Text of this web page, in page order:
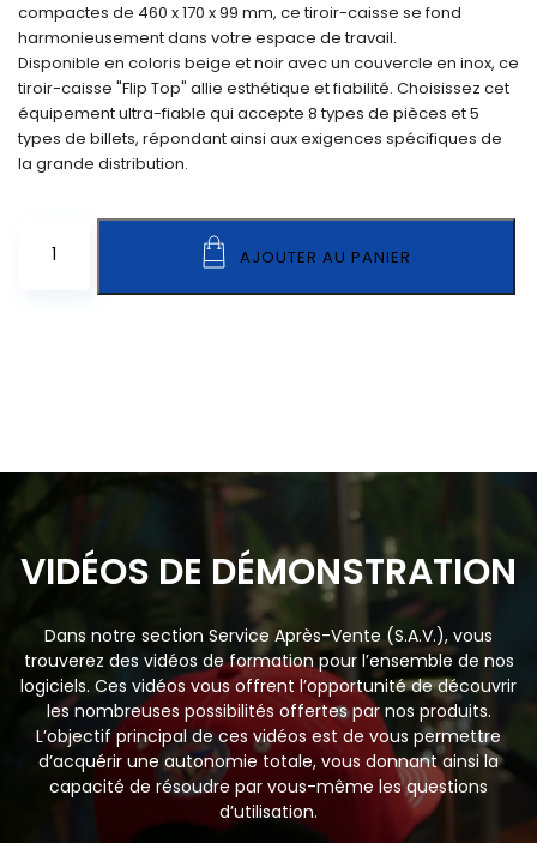
compactes de 460 x 170 x 99 mm, ce tiroir-caisse se fond
harmonieusement dans votre espace de travail.
Disponible en coloris beige et noir avec un couvercle en inox, ce
tiroir-caisse "Flip Top" allie esthétique et fiabilité. Choisissez cet
équipement ultra-fiable qui accepte 8 types de pièces et 5
types de billets, répondant ainsi aux exigences spécifiques de
la grande distribution.
Caisse
AJOUTER AU PANIER
VIDÉOS DE DÉMONSTRATION
Dans notre section Service Après-Vente (S.A.V.), vous
trouverez des vidéos de formation pour l’ensemble de nos
logiciels. Ces vidéos vous offrent l’opportunité de découvrir
les nombreuses possibilités offertes par nos produits.
L’objectif principal de ces vidéos est de vous permettre
d’acquérir une autonomie totale, vous donnant ainsi la
capacité de résoudre par vous-même les questions
d’utilisation.